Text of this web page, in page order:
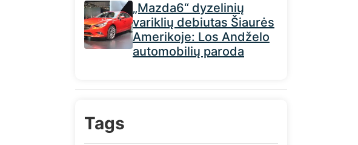
„Mazda6“ dyzelinių
variklių debiutas Šiaurės
Amerikoje: Los Andželo
automobilių paroda
Tags